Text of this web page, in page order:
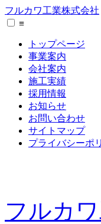
フルカワ工業株式会社
≡
トップページ
事業案内
会社案内
施工実績
採用情報
お知らせ
お問い合わせ
サイトマップ
プライバシーポ
フルカ